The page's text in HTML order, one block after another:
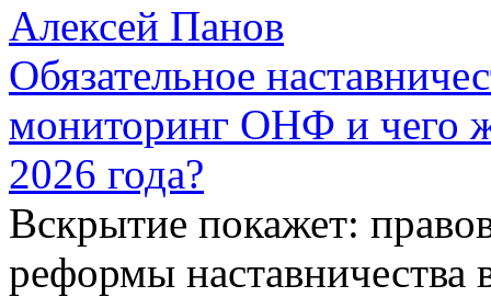
Алексей Панов
Обязательное
мониторинг ОНФ и чего
2026 года?
Вскрытие покажет:
реформы наставничества